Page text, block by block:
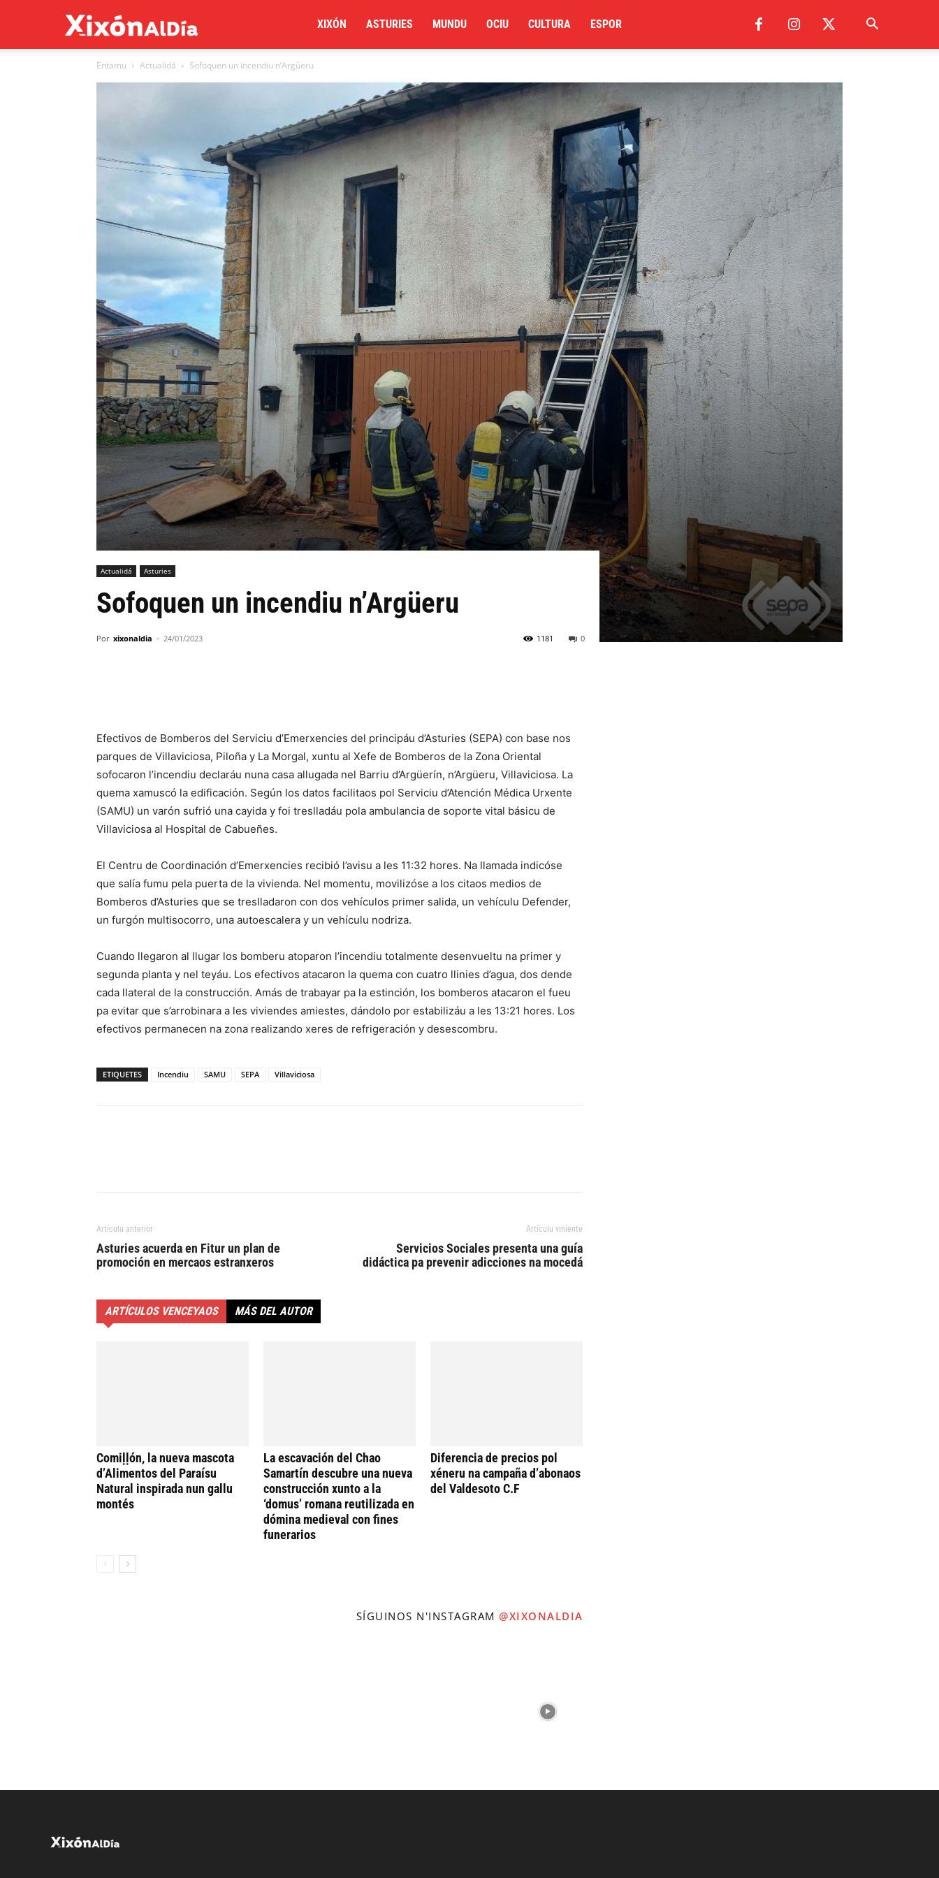
al
XIXÓN ASTURIES MUNDU OCIU CULTURA ESPOR
Entamu Actualidá Sofoquen un incendiu n’Argüeru
Actualidá Asturies
Sofoquen un incendiu n’Argüeru
Por xixonaldia - 24/01/2023 0
1181
Efectivos de Bomberos del Serviciu d’Emerxencies del principáu d’Asturies (SEPA) con base nos
parques de Villaviciosa, Piloña y La Morgal, xuntu al Xefe de Bomberos de la Zona Oriental
sofocaron l’incendiu declaráu nuna casa allugada nel Barriu d’Argüerín, n’Argüeru, Villaviciosa. La
quema xamuscó la edificación. Según los datos facilitaos pol Serviciu d’Atención Médica Urxente
(SAMU) un varón sufrió una cayida y foi treslladáu pola ambulancia de soporte vital básicu de
Villaviciosa al Hospital de Cabueñes.
El Centru de Coordinación d’Emerxencies recibió l’avisu a les 11:32 hores. Na llamada indicóse
que salía fumu pela puerta de la vivienda. Nel momentu, movilizóse a los citaos medios de
Bomberos d’Asturies que se treslladaron con dos vehículos primer salida, un vehículu Defender,
un furgón multisocorro, una autoescalera y un vehículu nodriza.
Cuando llegaron al llugar los bomberu atoparon l’incendiu totalmente desenvueltu na primer y
segunda planta y nel teyáu. Los efectivos atacaron la quema con cuatro llinies d’agua, dos dende
cada llateral de la construcción. Amás de trabayar pa la estinción, los bomberos atacaron el fueu
pa evitar que s’arrobinara a les viviendes amiestes, dándolo por estabilizáu a les 13:21 hores. Los
efectivos permanecen na zona realizando xeres de refrigeración y desescombru.
ETIQUETES Incendiu SAMU SEPA Villaviciosa
Artículu anterior
Asturies acuerda en Fitur un plan de
promoción en mercaos estranxeros
Artículu viniente
Servicios Sociales presenta una guía
didáctica pa prevenir adicciones na mocedá
ARTÍCULOS VENCEYAOS MÁS DEL AUTOR
Comiḷḷón, la nueva mascota
d’Alimentos del Paraísu
Natural inspirada nun gallu
montés
La escavación del Chao
Samartín descubre una nueva
construcción xunto a la
‘domus’ romana reutilizada en
dómina medieval con fines
funerarios
Diferencia de precios pol
xéneru na campaña d’abonaos
del Valdesoto C.F
SÍGUINOS N'INSTAGRAM @XIXONALDIA